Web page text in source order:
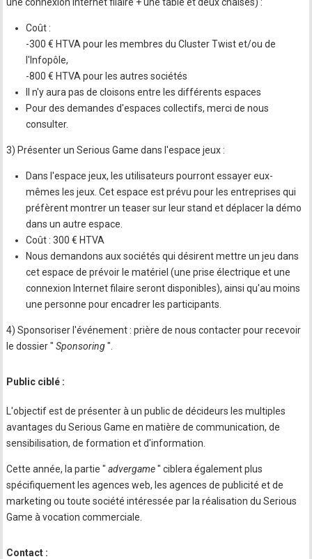
une connexion Internet filaire + une table et deux chaises) :
Coût :
-300 € HTVA pour les membres du Cluster Twist et/ou de
l'Infopôle,
-800 € HTVA pour les autres sociétés
Il n'y aura pas de cloisons entre les différents espaces
Pour des demandes d'espaces collectifs, merci de nous
consulter.
3) Présenter un Serious Game dans l'espace jeux :
Dans l'espace jeux, les utilisateurs pourront essayer eux-
mêmes les jeux. Cet espace est prévu pour les entreprises qui
préfèrent montrer un teaser sur leur stand et déplacer la démo
dans un autre espace.
Coût : 300 € HTVA
Nous demandons aux sociétés qui désirent mettre un jeu dans
cet espace de prévoir le matériel (une prise électrique et une
connexion Internet filaire seront disponibles), ainsi qu'au moins
une personne pour encadrer les participants.
4) Sponsoriser l'événement : prière de nous contacter pour recevoir
le dossier " Sponsoring".
Public ciblé :
L'objectif est de présenter à un public de décideurs les multiples
avantages du Serious Game en matière de communication, de
sensibilisation, de formation et d'information.
Cette année, la partie " advergame" ciblera également plus
spécifiquement les agences web, les agences de publicité et de
marketing ou toute société intéressée par la réalisation du Serious
Game à vocation commerciale.
Contact :